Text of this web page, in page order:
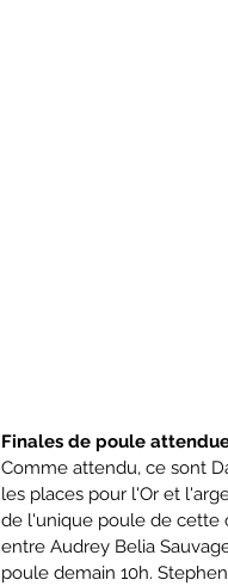
Finales de poule
Comme attendu, ce sont
les places pour l'Or et
de l'unique poule de cette
entre Audrey Belia
poule demain 10h.